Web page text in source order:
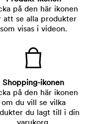
på den här ikonen
att se alla produkter
som visas i videon.
Shopping-ikonen
på den här ikonen
om du vill se vilka
du lagt till i din